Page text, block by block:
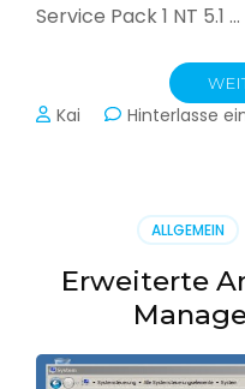
Service Pack 1 NT 5.1 …
Kai Hinterlasse
ALLGEMEIN
Erweiterte